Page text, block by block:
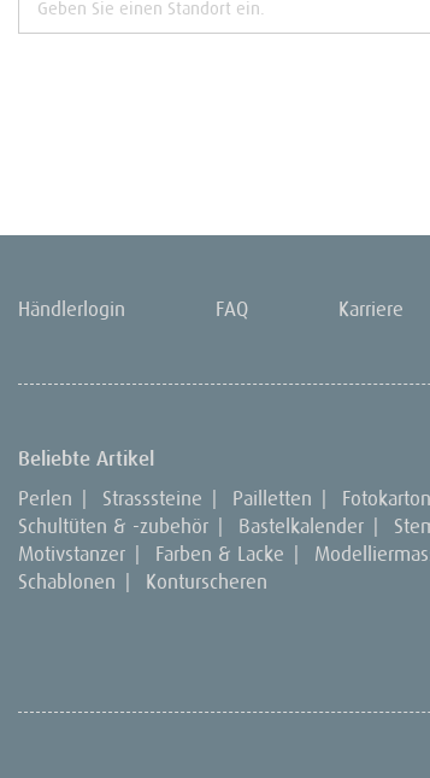
Händlerlogin FAQ Karriere
Beliebte Artikel
Perlen Strasssteine Pailletten
Schultüten & -zubehör
Bastelkalender
Motivstanzer
Farben & Lacke
Schablonen
Konturscheren